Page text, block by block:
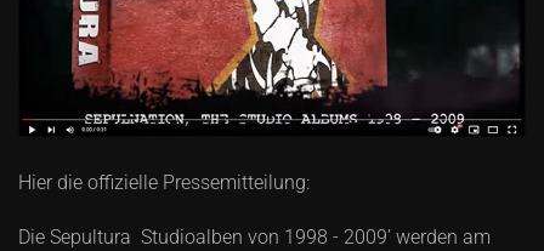
Hier die offizielle Pressemitteilung:
Die Sepultura Studioalben von 1998 - 2009’ werden am